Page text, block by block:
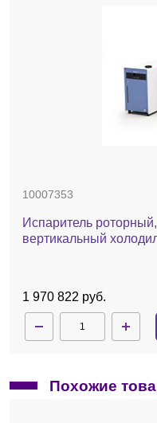
10007353
Испаритель
вертикальный
1 970 822 руб.
Похожие